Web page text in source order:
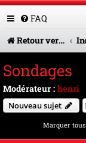
FAQ
Retour vers le site U.A.G.R.
Sondages
Modérateur : henri
Nouveau sujet
Marquer